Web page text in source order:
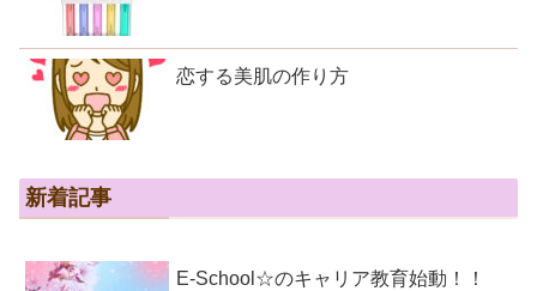
恋する美肌の作り方
新着記事
E-School☆のキャリア教育始動！！